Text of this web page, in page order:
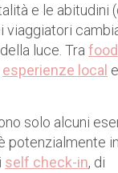
e le abitudini
viaggiatori
luce. Tra food
esperienze local e
solo alcuni
potenzialmente
self check-in, di